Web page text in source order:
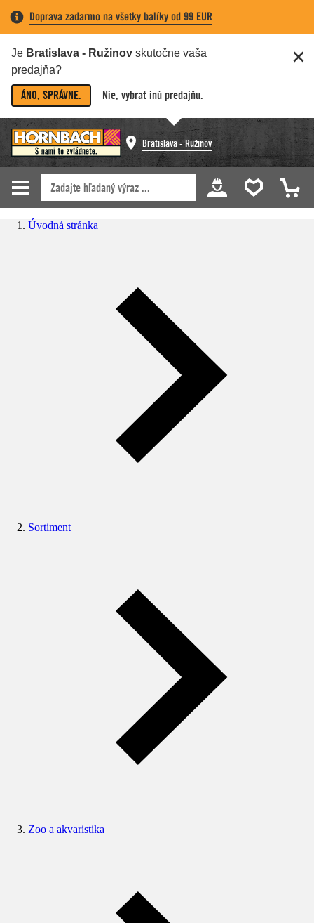
Doprava zadarmo na všetky balíky od 99 EUR
Je Bratislava - Ružinov skutočne vaša
predajňa?
ÁNO, SPRÁVNE. Nie, vybrať inú predajňu.
Bratislava - Ružinov
Úvodná stránka
Sortiment
Zoo a akvaristika